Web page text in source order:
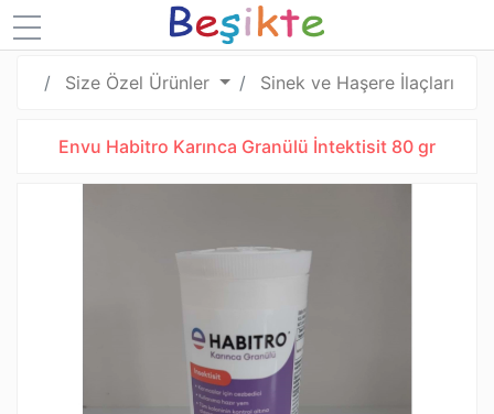
Size Özel Ürünler Sinek ve Haşere İlaçları
Envu Habitro Karınca Granülü İntektisit 80 gr